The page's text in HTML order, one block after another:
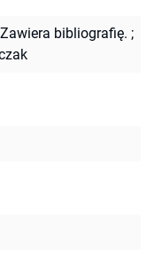
Zawiera bibliografię. ;